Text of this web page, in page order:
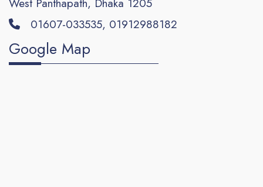
01607-033535, 01912988182
Google Map